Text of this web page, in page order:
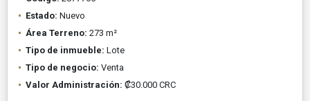
Estado: Nuevo
Área Terreno: 273 m²
Tipo de inmueble: Lote
Tipo de negocio: Venta
Valor Administración: ₡30.000 CRC